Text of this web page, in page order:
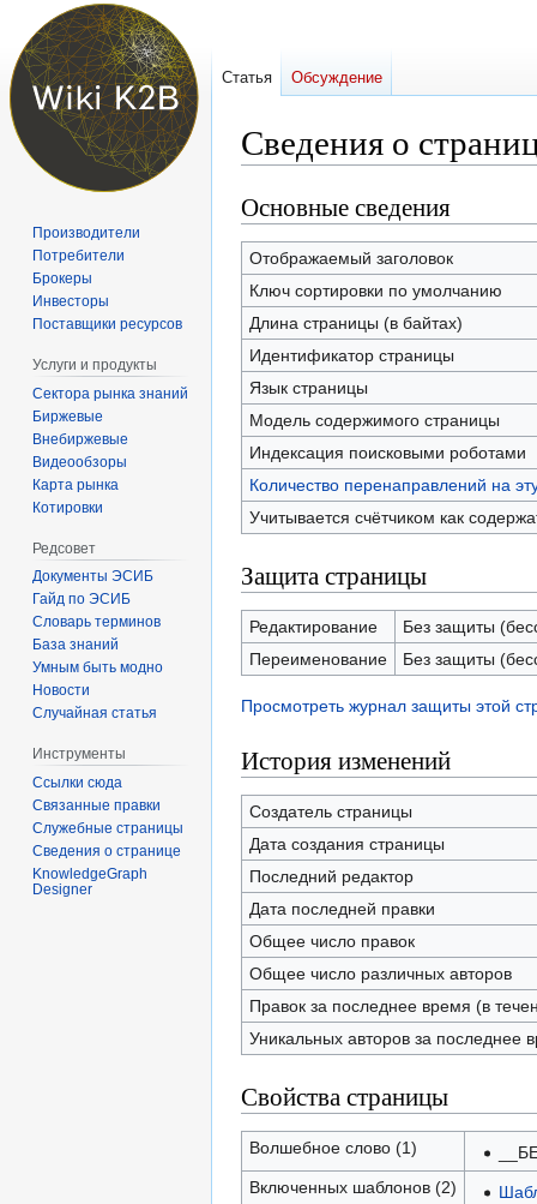
Сведения о
Перейти
к
навигации
Перейти
к
поиску
Основные сведения
Отображаемый заголовок
Ключ сортировки по умолчанию
Длина страницы (в байтах)
Идентификатор страницы
Язык страницы
Модель содержимого страницы
Индексация поисковыми роботами
Количество перенаправлений на
Учитывается счётчиком как
Защита страницы
Редактирование
Без защиты
Переименование
Без защиты
Просмотреть журнал защиты этой
История изменений
Создатель страницы
Дата создания страницы
Последний редактор
Дата последней правки
Общее число правок
Общее число различных авторов
Правок за последнее время (в
Уникальных авторов за последнее
Свойства страницы
Волшебное слово (1)
Включенных шаблонов (2)
Статья Обсуждение
Производители
Потребители
Брокеры
Инвесторы
Поставщики ресурсов
Услуги и продукты
Сектора рынка знаний
Биржевые
Внебиржевые
Видеообзоры
Карта рынка
Котировки
Редсовет
Документы ЭСИБ
Гайд по ЭСИБ
Словарь терминов
База знаний
Умным быть модно
Новости
Случайная статья
Инструменты
Ссылки сюда
Связанные правки
Служебные страницы
Сведения о странице
KnowledgeGraph
Designer